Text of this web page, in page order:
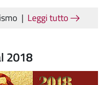
| Leggi tutto
2018